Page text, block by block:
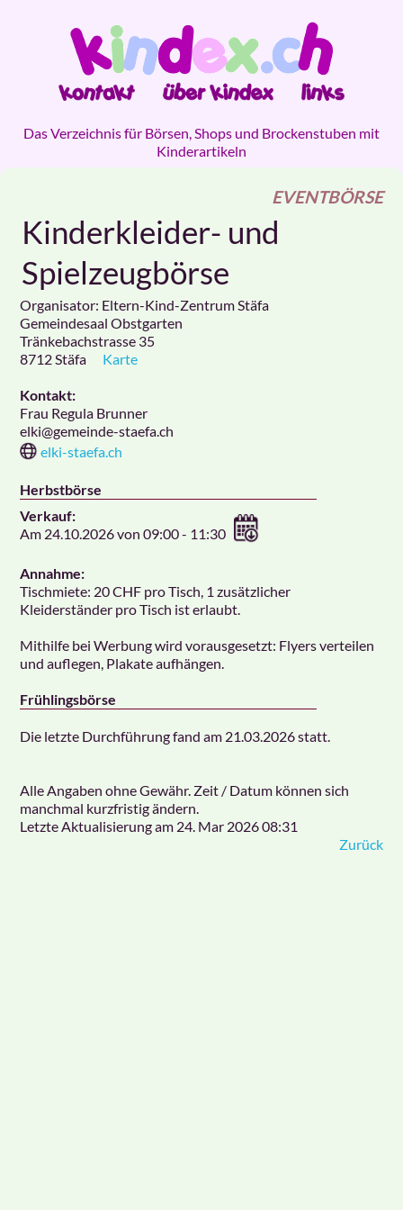
Das Verzeichnis für Börsen, Shops und Brockenstuben mit
Kinderartikeln
EVENTBÖRSE
Kinderkleider- und
Spielzeugbörse
Organisator: Eltern-Kind-Zentrum Stäfa
Gemeindesaal Obstgarten
Tränkebachstrasse 35
8712 Stäfa Karte
Kontakt:
Frau Regula Brunner
elki@gemeinde-staefa.ch
elki-staefa.ch
Herbstbörse
Verkauf:
Am 24.10.2026 von 09:00 - 11:30
Annahme:
Tischmiete: 20 CHF pro Tisch, 1 zusätzlicher
Kleiderständer pro Tisch ist erlaubt.
Mithilfe bei Werbung wird vorausgesetzt: Flyers verteilen
und auflegen, Plakate aufhängen.
Frühlingsbörse
Die letzte Durchführung fand am 21.03.2026 statt.
Alle Angaben ohne Gewähr. Zeit / Datum können sich
manchmal kurzfristig ändern.
Letzte Aktualisierung am 24. Mar 2026 08:31
Zurück